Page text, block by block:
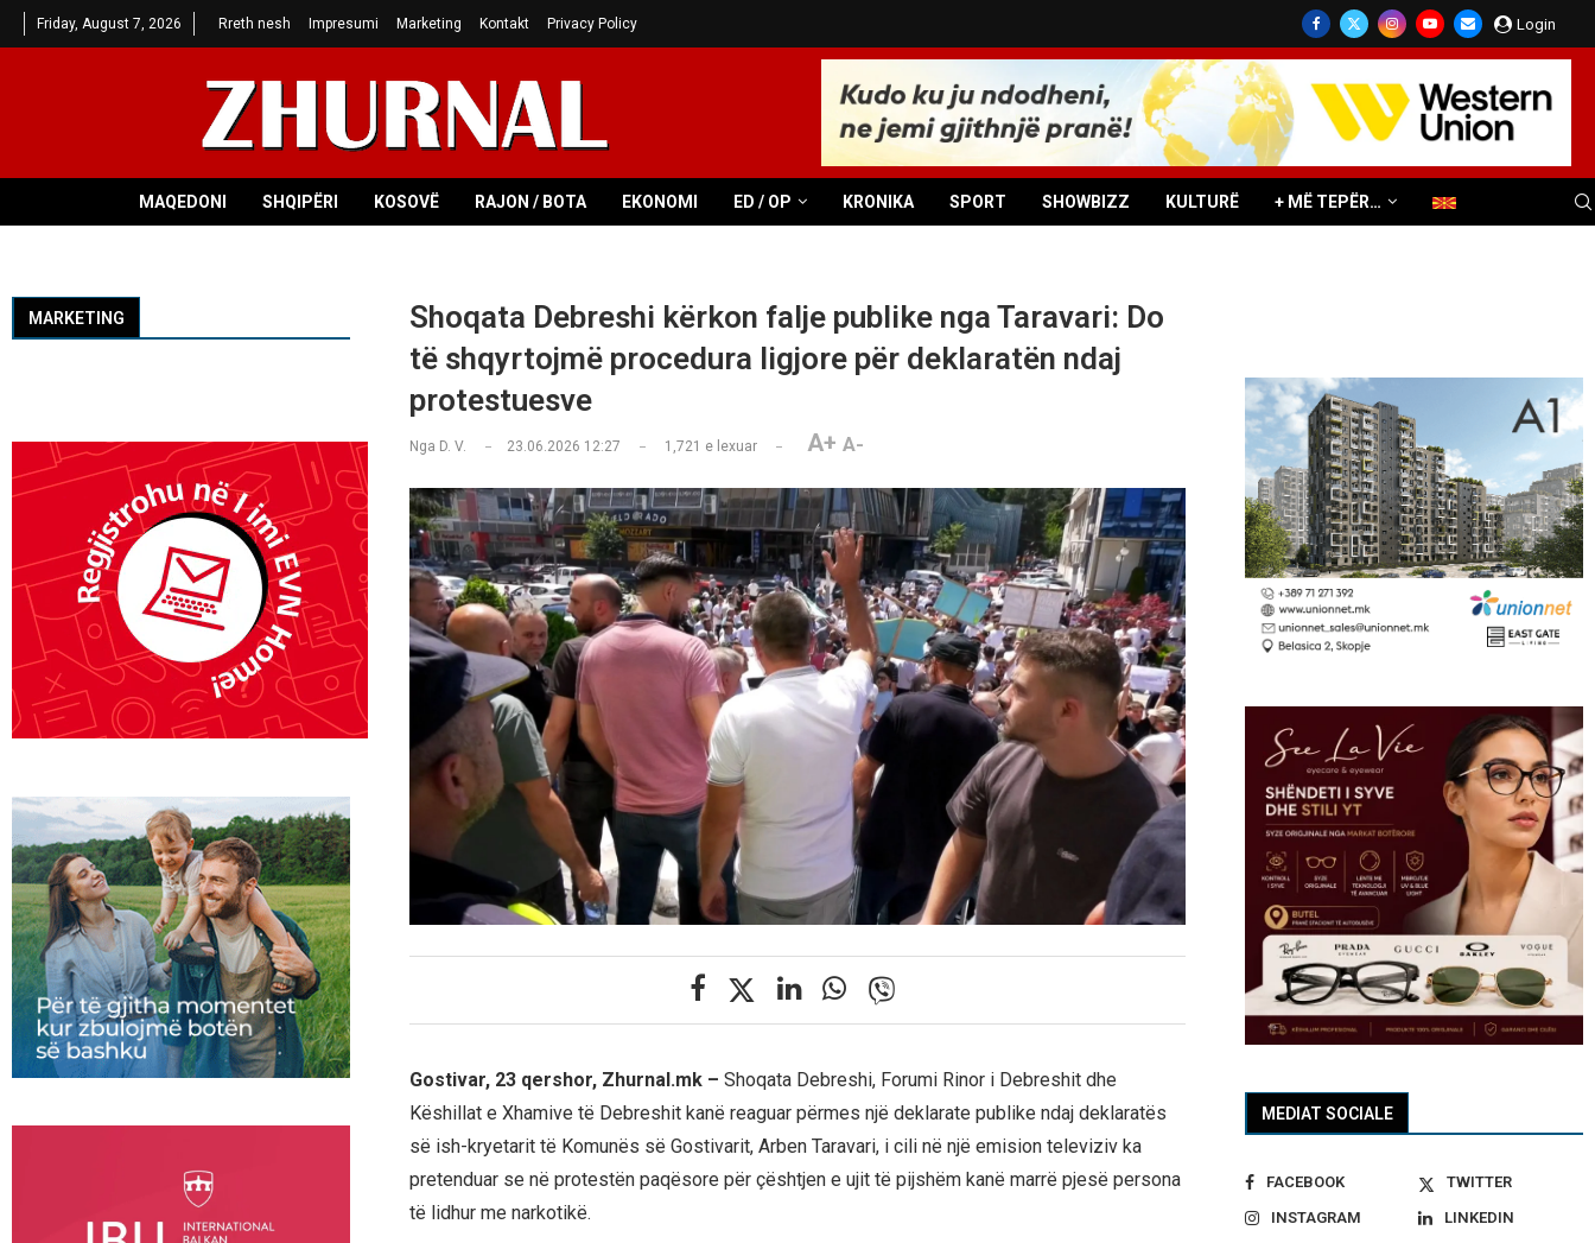
Friday, August 7, 2026 Rreth nesh Impresumi Marketing Kontakt Privacy Policy Login
MAQEDONI SHQIPËRI KOSOVË RAJON / BOTA EKONOMI ED / OP KRONIKA SPORT SHOWBIZZ KULTURË + MË TEPËR…
Shoqata Debreshi kërkon falje publike nga Taravari: Do
të shqyrtojmë procedura ligjore për deklaratën ndaj
protestuesve
Nga D. V. 23.06.2026 12:27 1,721 e lexuar A+ A-
Gostivar, 23 qershor, Zhurnal.mk – Shoqata Debreshi, Forumi Rinor i Debreshit dhe
Këshillat e Xhamive të Debreshit kanë reaguar përmes një deklarate publike ndaj deklaratës
së ish-kryetarit të Komunës së Gostivarit, Arben Taravari, i cili në një emision televiziv ka
pretenduar se në protestën paqësore për çështjen e ujit të pijshëm kanë marrë pjesë persona
të lidhur me narkotikë.
MEDIAT SOCIALE
FACEBOOK
TWITTER
INSTAGRAM
LINKEDIN
MARKETING